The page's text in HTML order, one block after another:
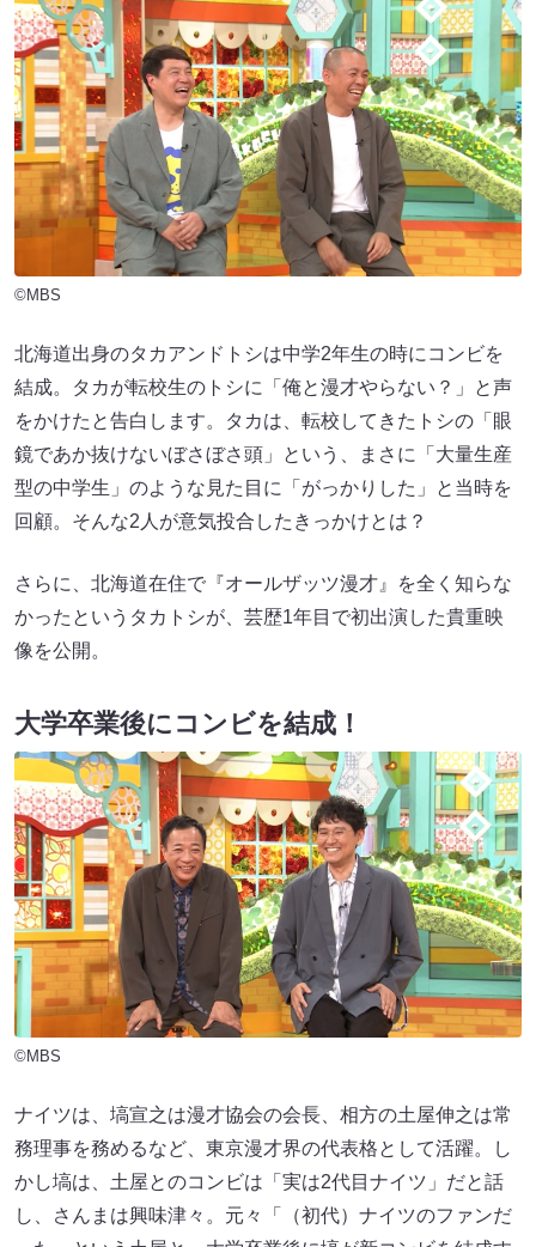
©MBS
北海道出身のタカアンドトシは中学2年生の時にコンビを
結成。タカが転校生のトシに「俺と漫才やらない？」と声
をかけたと告白します。タカは、転校してきたトシの「眼
鏡であか抜けないぼさぼさ頭」という、まさに「大量生産
型の中学生」のような見た目に「がっかりした」と当時を
回顧。そんな2人が意気投合したきっかけとは？
さらに、北海道在住で『オールザッツ漫才』を全く知らな
かったというタカトシが、芸歴1年目で初出演した貴重映
像を公開。
大学卒業後にコンビを結成！
©MBS
ナイツは、塙宣之は漫才協会の会長、相方の土屋伸之は常
務理事を務めるなど、東京漫才界の代表格として活躍。し
かし塙は、土屋とのコンビは「実は2代目ナイツ」だと話
し、さんまは興味津々。元々「（初代）ナイツのファンだ